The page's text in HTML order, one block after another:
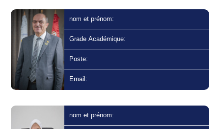
nom et prénom:
Grade Académique:
Poste:
Email:
nom et prénom: